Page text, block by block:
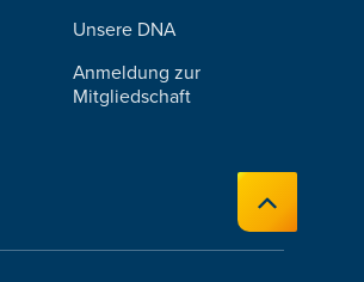
Unsere DNA
Anmeldung zur
Mitgliedschaft